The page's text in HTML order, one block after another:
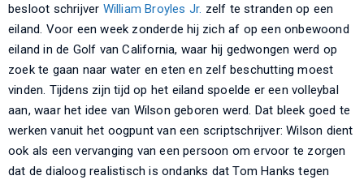
besloot schrijver William Broyles Jr. zelf te stranden op een
eiland. Voor een week zonderde hij zich af op een onbewoond
eiland in de Golf van California, waar hij gedwongen werd op
zoek te gaan naar water en eten en zelf beschutting moest
vinden. Tijdens zijn tijd op het eiland spoelde er een volleybal
aan, waar het idee van Wilson geboren werd. Dat bleek goed te
werken vanuit het oogpunt van een scriptschrijver: Wilson dient
ook als een vervanging van een persoon om ervoor te zorgen
dat de dialoog realistisch is ondanks dat Tom Hanks tegen